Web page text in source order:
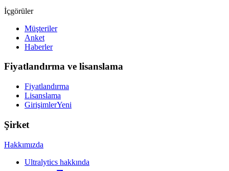
İçgörüler
Müşteriler
Anket
Haberler
Fiyatlandırma ve lisanslama
Fiyatlandırma
Lisanslama
GirişimlerYeni
Şirket
Hakkımızda
Ultralytics hakkında